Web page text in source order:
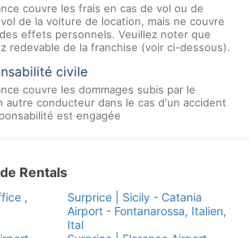
couvre les frais en cas de vol ou de
de la voiture de location, mais ne couvre
effets personnels. Veuillez noter que
redevable de la franchise (voir ci-dessous).
civile
couvre les dommages subis par le
autre conducteur dans le cas d'un accident
est engagée
Rentals
,
Surprice | Sicily - Catania
Airport - Fontanarossa, Italien,
Ital